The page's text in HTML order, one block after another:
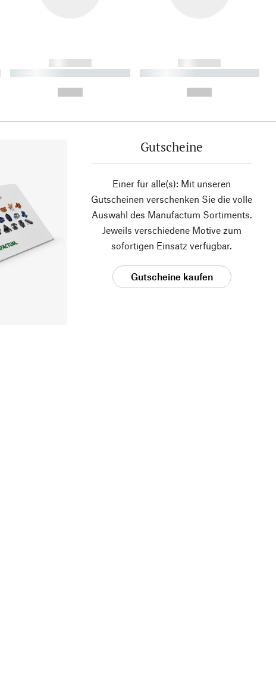
------------
----------- ----------- ----------
------------
----------- ----------- ----------
Gutscheine
Einer für alle(s): Mit unseren
Gutscheinen verschenken Sie die volle
Auswahl des Manufactum Sortiments.
Jeweils verschiedene Motive zum
sofortigen Einsatz verfügbar.
Gutscheine kaufen